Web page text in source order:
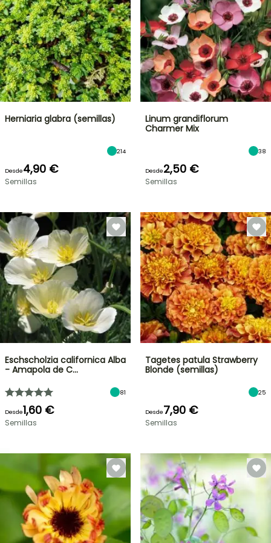
OFERTA
¡HASTA
UN
30
BULBOS
DE
PRIMAVERA
Herniaria glabra (semillas)
214
Desde4,90 €
Semillas
Linum grandiflorum
Charmer Mix
38
Desde2,50 €
Semillas
Eschscholzia californica Alba
- Amapola de C…
81
Desde1,60 €
Semillas
Tagetes patula Strawberry
Blonde (semillas)
25
Desde7,90 €
Semillas